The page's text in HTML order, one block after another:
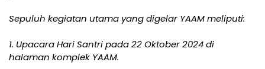
Sepuluh kegiatan utama yang digelar YAAM meliputi:
1. Upacara Hari Santri pada 22 Oktober 2024 di
halaman komplek YAAM.